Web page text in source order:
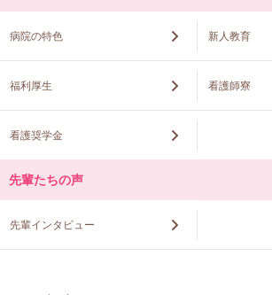
病院の特色 新人教育
福利厚生 看護師寮
看護奨学金
先輩たちの声
先輩インタビュー